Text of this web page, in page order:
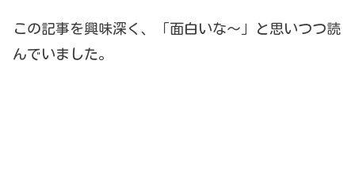
この記事を興味深く、「面白いな～」と思いつつ読
んでいました。